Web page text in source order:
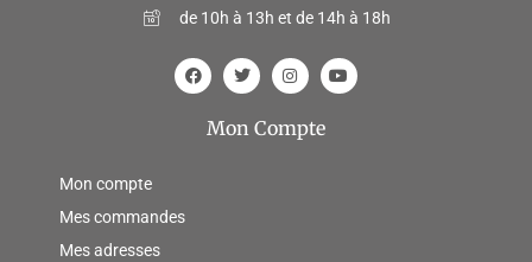
de 10h à 13h et de 14h à 18h
Mon Compte
Mon compte
Mes commandes
Mes adresses